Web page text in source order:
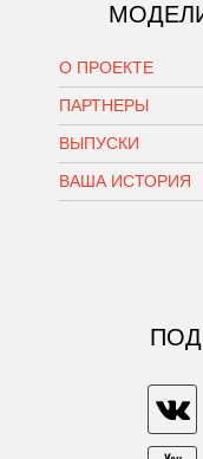
О ПРОЕКТЕ
ПАРТНЕРЫ
ВЫПУСКИ
ВАША ИСТОРИЯ